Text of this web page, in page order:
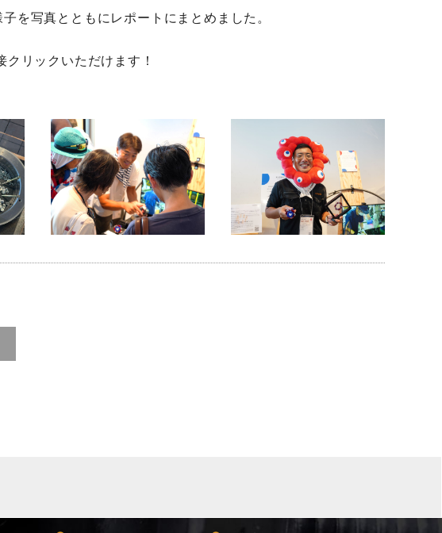
を写真とともにレポートにまとめました。
クリックいただけます！